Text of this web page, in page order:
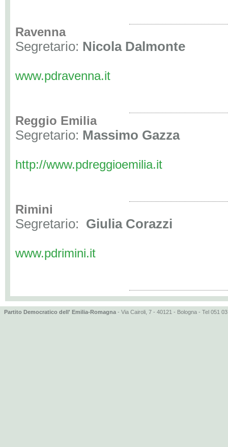
Ravenna
Segretario: Nicola Dalmonte
www.pdravenna.it
Reggio Emilia
Segretario: Massimo Gazza
http://www.pdreggioemilia.it
Rimini
Segretario: Giulia Corazzi
www.pdrimini.it
Partito Democratico dell' Emilia-Romagna - Via Cairoli, 7 - 40121 - Bologna - Tel 051